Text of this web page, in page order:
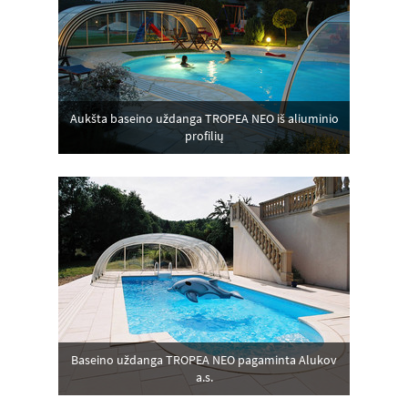
Aukšta baseino uždanga TROPEA NEO iš aliuminio
profilių
Baseino uždanga TROPEA NEO pagaminta Alukov
a.s.